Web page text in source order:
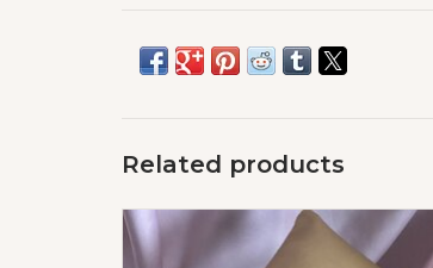
Related products
Button Bracelet Panter Print
ADD TO CART